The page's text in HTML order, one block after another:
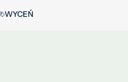
WYCEŃ